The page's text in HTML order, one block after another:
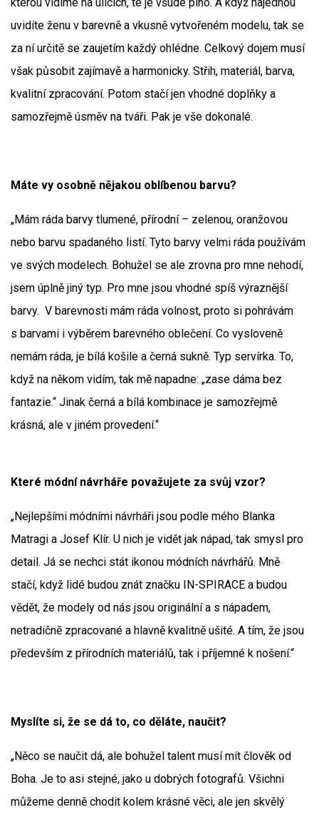
uvidíte ženu v barevně a vkusně vytvořeném modelu, tak se
za ní určitě se zaujetím každý ohlédne. Celkový dojem musí
však působit zajímavě a harmonicky. Střih, materiál, barva,
kvalitní zpracování. Potom stačí jen vhodné doplňky a
samozřejmě úsměv na tváři. Pak je vše dokonalé.
Máte vy osobně nějakou oblíbenou barvu?
„Mám ráda barvy tlumené, přírodní – zelenou, oranžovou
nebo barvu spadaného listí. Tyto barvy velmi ráda používám
ve svých modelech. Bohužel se ale zrovna pro mne nehodí,
jsem úplně jiný typ. Pro mne jsou vhodné spíš výraznější
barvy. V barevnosti mám ráda volnost, proto si pohrávám
s barvami i výběrem barevného oblečení. Co vysloveně
nemám ráda, je bílá košile a černá sukně. Typ servírka. To,
když na někom vidím, tak mě napadne: „zase dáma bez
fantazie.“ Jinak černá a bílá kombinace je samozřejmě
krásná, ale v jiném provedení.“
Které módní návrháře považujete za svůj vzor?
„Nejlepšími módními návrháři jsou podle mého Blanka
Matragi a Josef Klír. U nich je vidět jak nápad, tak smysl pro
detail. Já se nechci stát ikonou módních návrhářů. Mně
stačí, když lidé budou znát značku IN-SPIRACE a budou
vědět, že modely od nás jsou originální a s nápadem,
netradičně zpracované a hlavně kvalitně ušité. A tím, že jsou
především z přírodních materiálů, tak i příjemné k nošení.“
Myslíte si, že se dá to, co děláte, naučit?
„Něco se naučit dá, ale bohužel talent musí mít člověk od
Boha. Je to asi stejné, jako u dobrých fotografů. Všichni
můžeme denně chodit kolem krásné věci, ale jen skvělý